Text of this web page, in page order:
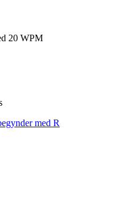
20 WPM
med R